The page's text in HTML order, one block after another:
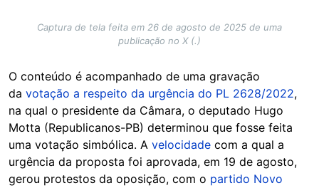
Captura de tela feita em 26 de agosto de 2025 de uma
publicação no X (.)
O conteúdo é acompanhado de uma gravação
da votação a respeito da urgência do PL 2628/2022,
na qual o presidente da Câmara, o deputado Hugo
Motta (Republicanos-PB) determinou que fosse feita
uma votação simbólica. A velocidade com a qual a
urgência da proposta foi aprovada, em 19 de agosto,
gerou protestos da oposição, com o partido Novo